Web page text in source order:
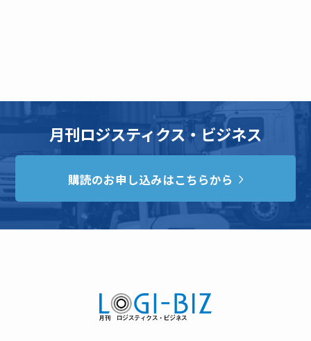
月刊ロジスティクス・ビジネス
購読のお申し込みはこちらから